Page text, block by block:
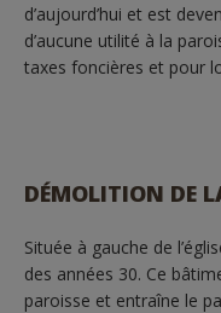
d’aujourd’hui et est
d’aucune utilité à la
taxes foncières et pour
DÉMOLITION DE
Située à gauche de
des années 30. Ce
paroisse et entraîne le